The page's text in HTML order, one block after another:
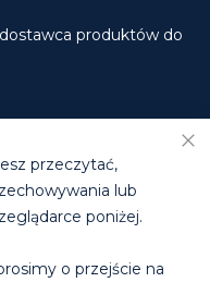
produktów do
przeczytać,
lub
poniżej.
o przejście na